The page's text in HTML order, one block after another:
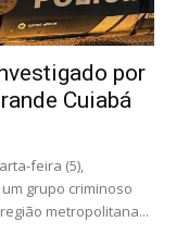
por
Cuiabá
feira (5),
grupo criminoso
metropolitana...